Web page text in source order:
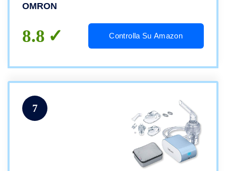
OMRON
8.8 Controlla Su Amazon
7